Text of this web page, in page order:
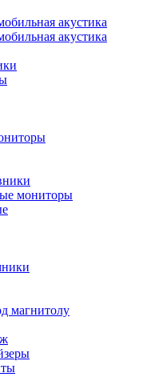
акустика
акустика
мониторы
магнитолу